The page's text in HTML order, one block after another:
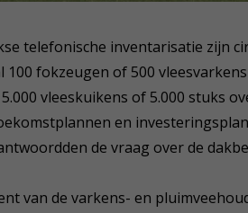
telefonische inventarisatie zijn
100 fokzeugen of 500
vleeskuikens of 5.000 stuks
en
de vraag over de
van de varkens- en